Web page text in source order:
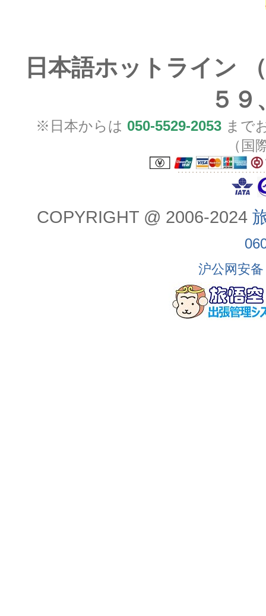
日本語ホットライン
５９
※日本からは 050-5529-2053 まで
（国
COPYRIGHT @ 2006-2024
沪公网安